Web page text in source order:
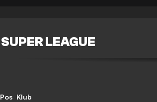
SUPER LEAGUE
Pos Klub